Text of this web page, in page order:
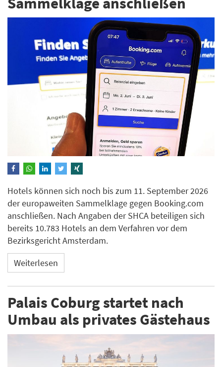
Hotels können sich noch bis zum 11. September 2026
der europaweiten Sammelklage gegen Booking.com
anschließen. Nach Angaben der SHCA beteiligen sich
bereits 10.783 Hotels an dem Verfahren vor dem
Bezirksgericht Amsterdam.
Weiterlesen
Palais Coburg startet nach
Umbau als privates Gästehaus